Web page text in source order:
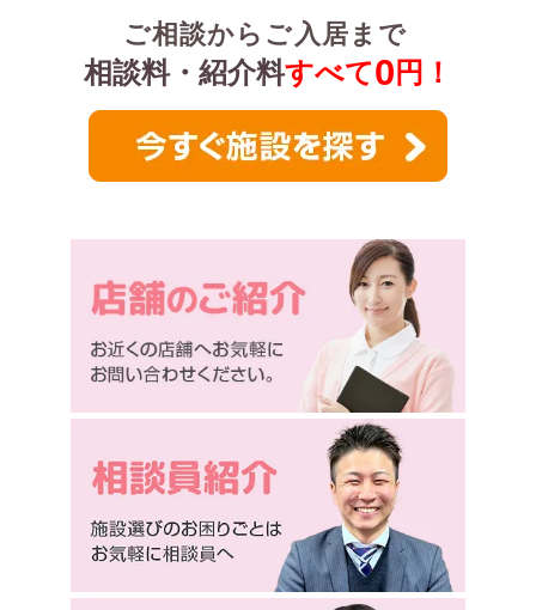
ご相談からご入居まで
相談料・紹介料すべて0 円！